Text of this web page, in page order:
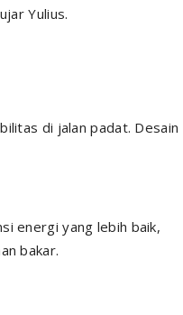
Yulius.
di jalan padat. Desain
energi yang lebih baik,
bakar.